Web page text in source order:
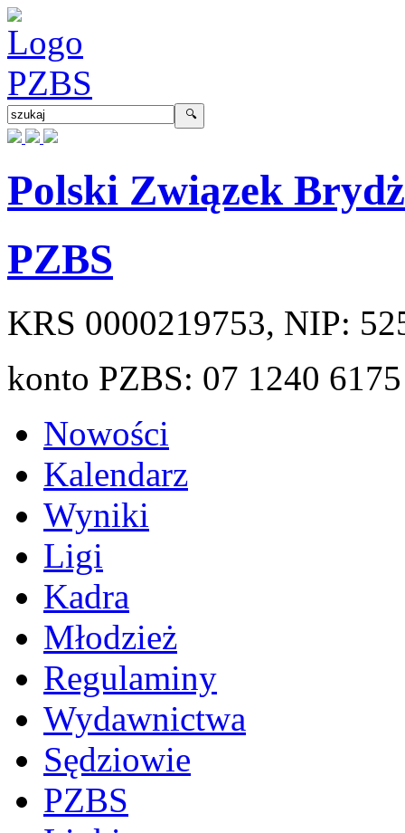
Polski Związek
PZBS
KRS 0000219753, NIP:
konto PZBS: 07 1240
Nowości
Kalendarz
Wyniki
Ligi
Kadra
Młodzież
Regulaminy
Wydawnictwa
Sędziowie
PZBS